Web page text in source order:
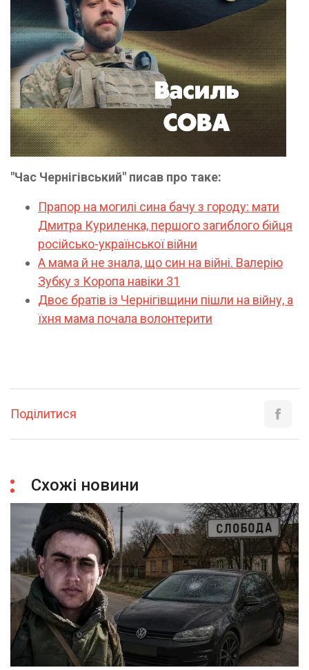
"Час Чернігівський" писав про таке:
Прапор на могилі сина бачу з городу: мати
Дмитра Куриленка, першого загиблого бійця
російсько-української війни
А мама й не знала, що син на війні. Валерію
Зубку з Коропа навіки 31
Двоє братів із Чернігівщини пішли на війну, а
їхня мама почала волонтерити
Поділитися
Схожі новини